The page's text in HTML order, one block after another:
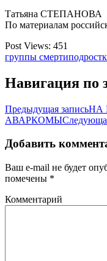
Татьяна СТЕПАНОВА
По материалам
Post Views: 451
группы смерти
Навигация по
Предыдущая записьНА
АВАРКОМЫ
Добавить
Ваш e-mail не будет
помечены *
Комментарий